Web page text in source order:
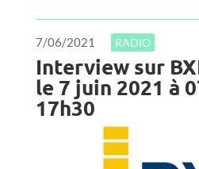
7/06/2021 RADIO
Interview sur
le 7 juin 2021 à
17h30